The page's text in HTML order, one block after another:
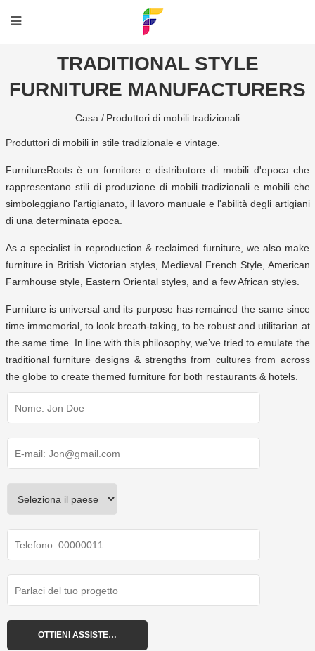
TRADITIONAL STYLE
FURNITURE MANUFACTURERS
Casa / Produttori di mobili tradizionali
Produttori di mobili in stile tradizionale e vintage.
FurnitureRoots è un fornitore e distributore di mobili d'epoca che
rappresentano stili di produzione di mobili tradizionali e mobili che
simboleggiano l'artigianato, il lavoro manuale e l'abilità degli artigiani
di una determinata epoca.
As a specialist in reproduction & reclaimed furniture, we also make
furniture in British Victorian styles, Medieval French Style, American
Farmhouse style, Eastern Oriental styles, and a few African styles.
Furniture is universal and its purpose has remained the same since
time immemorial, to look breath-taking, to be robust and utilitarian at
the same time. In line with this philosophy, we’ve tried to emulate the
traditional furniture designs & strengths from cultures from across
the globe to create themed furniture for both restaurants & hotels.